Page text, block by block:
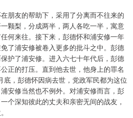
朋友的帮助下，采用了分离而不往来的
颗梨，分成两半，两人各吃一半，寓意
何来往。接下来，彭德怀和浦安修一年
了浦安修被卷入更多的批斗之中。彭德
护了浦安修。进入六七十年代后，彭德
正的打压。直到他去世，他身上的罪名
，彭德怀因病去世，党政军民都为这位
安修当然也不例外。对浦安修而言，彭
个深知彼此的丈夫和亲密无间的战友，